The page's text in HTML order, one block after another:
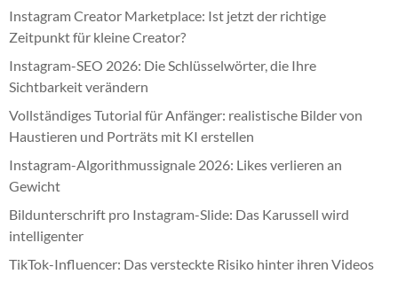
Instagram Creator Marketplace: Ist jetzt der richtige
Zeitpunkt für kleine Creator?
Instagram-SEO 2026: Die Schlüsselwörter, die Ihre
Sichtbarkeit verändern
Vollständiges Tutorial für Anfänger: realistische Bilder von
Haustieren und Porträts mit KI erstellen
Instagram-Algorithmussignale 2026: Likes verlieren an
Gewicht
Bildunterschrift pro Instagram-Slide: Das Karussell wird
intelligenter
TikTok-Influencer: Das versteckte Risiko hinter ihren Videos